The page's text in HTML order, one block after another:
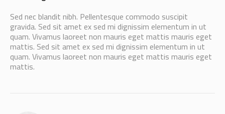
Sed nec blandit nibh. Pellentesque commodo suscipit
gravida. Sed sit amet ex sed mi dignissim elementum in ut
quam. Vivamus laoreet non mauris eget mattis mauris eget
mattis. Sed sit amet ex sed mi dignissim elementum in ut
quam. Vivamus laoreet non mauris eget mattis mauris eget
mattis.